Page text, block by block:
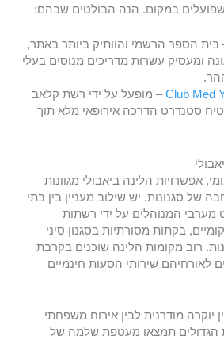
במקום. הנה הבולטים שבהם:
בית הספר הרשמי והוותיק ביותר באתר,
ומעסיק עשרות מדריכים מנוסים בעלי
Club Med– מופעל על ידי רשת קלאב
סטנדרט הדרכה אירופאי מלא תוך
אפשרויות הלינה ביאבולי מגוונות
של סגנונות. יש שילוב מעניין בין בתי
מערבי המנוהלים על ידי רשתות
בקתות מסורתיות בסגנון סיני
רוב מקומות הלינה שוכנים בקרבת
לאורחיהם שירותי הסעות חינמיים
יוקרה מודרנית לבין אירוח משפחתי
הגדולים תמצאו מעטפת שלמה של